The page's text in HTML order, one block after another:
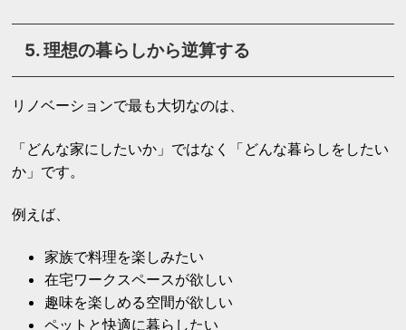
5. 理想の暮らしから逆算する
リノベーションで最も大切なのは、
「どんな家にしたいか」ではなく「どんな暮らしをしたい
か」です。
例えば、
家族で料理を楽しみたい
在宅ワークスペースが欲しい
趣味を楽しめる空間が欲しい
ペットと快適に暮らしたい